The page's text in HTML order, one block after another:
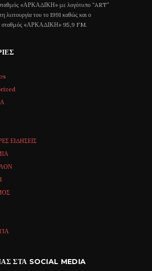
σταθμός «ΑΡΚΑΔΙΚΗ» με λογότυπο “ART”
λειτουργία του το 1991 καθώς και ο
σταθμός «ΑΡΚΑΔΙΚΗ» 95,9 FM.
ΕΙΔΗΣΕΙΣ
ΣΤΑ SOCIAL MEDIA